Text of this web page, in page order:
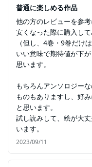
普通に楽しめる作品
他の方のレビューを参
安くなった際に購入し
（但し、4巻・9巻だけ
いい意味で期待値が下
思います。
もちろんアンソロジー
ものもありますし、好
と思います。
試し読みして、絵が大
います。
2023/09/11